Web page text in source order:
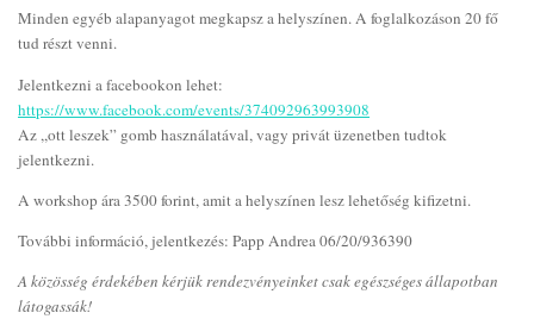
Minden egyéb alapanyagot megkapsz a helyszínen. A foglalkozáson 20 fő
tud részt venni.
Jelentkezni a facebookon lehet:
https://www.facebook.com/events/374092963993908
Az ,,ott leszek” gomb használatával, vagy privát üzenetben tudtok
jelentkezni.
A workshop ára 3500 forint, amit a helyszínen lesz lehetőség kifizetni.
További információ, jelentkezés: Papp Andrea 06/20/936390
A közösség érdekében kérjük rendezvényeinket csak egészséges állapotban
látogassák!